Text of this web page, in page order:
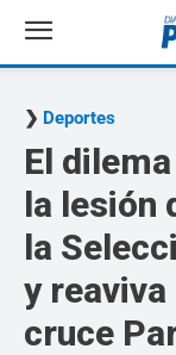
Deportes
El
la lesión
la
y
cruce